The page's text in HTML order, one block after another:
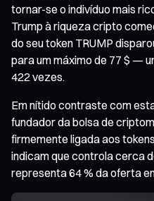
tornar-se o indivíduo mais
Trump à riqueza cripto
do seu token TRUMP
para um máximo de 77 $ —
422 vezes.
Em nítido contraste com
fundador da bolsa de
firmemente ligada aos
indicam que controla cerca
representa 64 % da oferta